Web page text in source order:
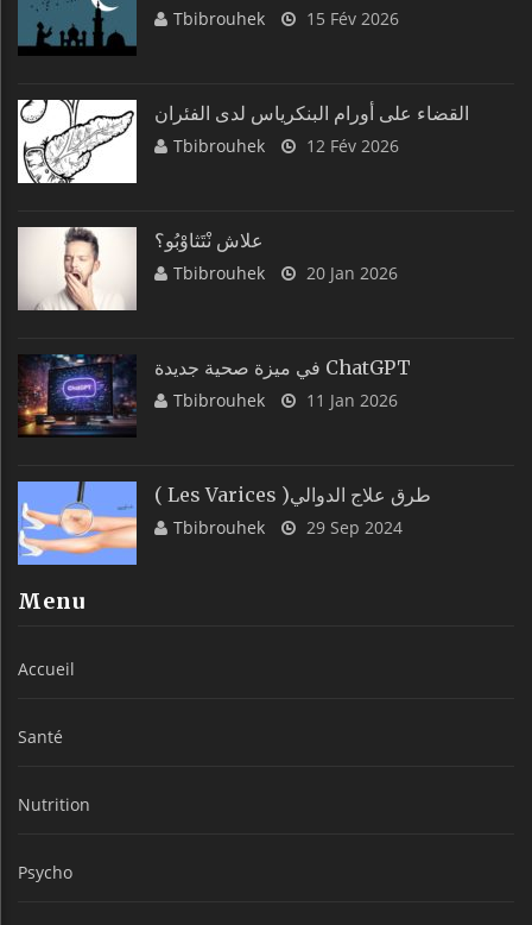
Tbibrouhek 15 Fév 2026
القضاء على أورام البنكرياس لدى الفئران
Tbibrouhek 12 Fév 2026
علاش نْتَثاوْبُو؟
Tbibrouhek 20 Jan 2026
في ميزة صحية جديدة ChatGPT
Tbibrouhek 11 Jan 2026
( Les Varices )طرق علاج الدوالي
Tbibrouhek 29 Sep 2024
Menu
Accueil
Santé
Nutrition
Psycho